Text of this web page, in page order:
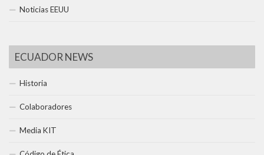
Noticias EEUU
ECUADOR NEWS
Historia
Colaboradores
Media KIT